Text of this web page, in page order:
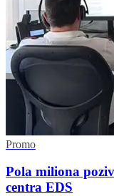
Promo
Pola miliona
centra EDS